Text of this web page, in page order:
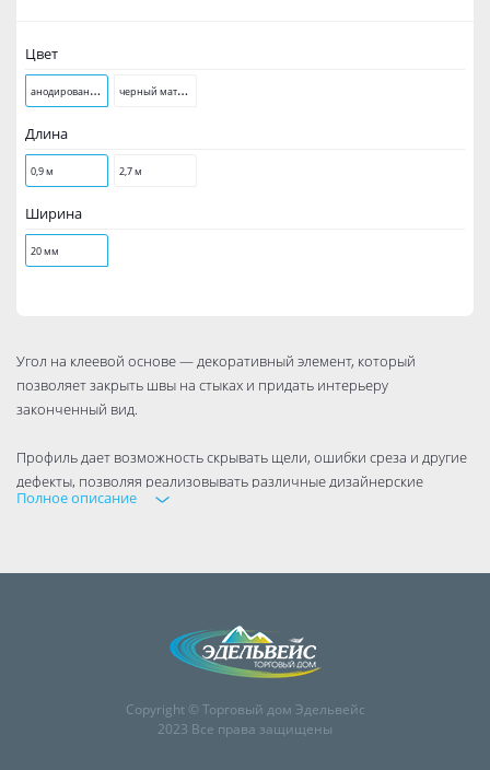
Цвет
а
нодированное серебро матовое ч
ерный матовый
Длина
0,9 м 2,7 м
Ширина
20 мм
Угол на клеевой основе — декоративный элемент, который
позволяет закрыть швы на стыках и придать интерьеру
законченный вид.
Профиль дает возможность скрывать щели, ошибки среза и другие
дефекты, позволяя реализовывать различные дизайнерские
решения при оформлении интерьера.
Полное описание
Copyright © Торговый дом Эдельвейс
2023 Все права защищены